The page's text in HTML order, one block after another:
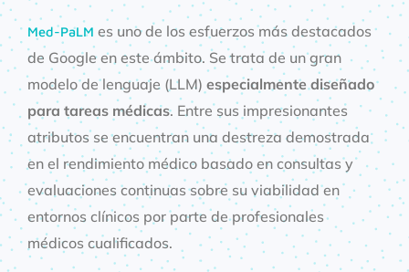
Med-PaLM es uno de los esfuerzos más destacados
de Google en este ámbito. Se trata de un gran
modelo de lenguaje (LLM) especialmente diseñado
para tareas médicas. Entre sus impresionantes
atributos se encuentran una destreza demostrada
en el rendimiento médico basado en consultas y
evaluaciones continuas sobre su viabilidad en
entornos clínicos por parte de profesionales
médicos cualificados.